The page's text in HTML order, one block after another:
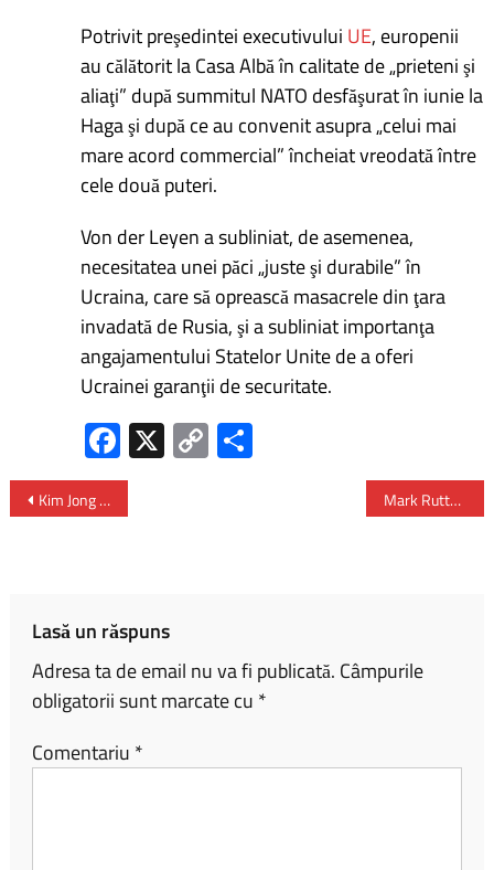
Potrivit preşedintei executivului UE, europenii
au călătorit la Casa Albă în calitate de „prieteni şi
aliaţi” după summitul NATO desfăşurat în iunie la
Haga şi după ce au convenit asupra „celui mai
mare acord commercial” încheiat vreodată între
cele două puteri.
Von der Leyen a subliniat, de asemenea,
necesitatea unei păci „juste şi durabile” în
Ucraina, care să oprească masacrele din ţara
invadată de Rusia, şi a subliniat importanţa
angajamentului Statelor Unite de a oferi
Ucrainei garanţii de securitate.
Fa
ce
b
X C
o
Kim Jong Un acuză Seulul şi Washingtonul că manifestă voinţă de război şi promite expansiune nucleară Mark Rutte – întâlnirea lui Donald Trump cu Zelenski şi alţi parteneri europeni şi NATO a fost foarte reuşită
Lasă un răspuns
Adresa ta de email nu va fi publicată. Câmpurile
obligatorii sunt marcate cu *
Comentariu *